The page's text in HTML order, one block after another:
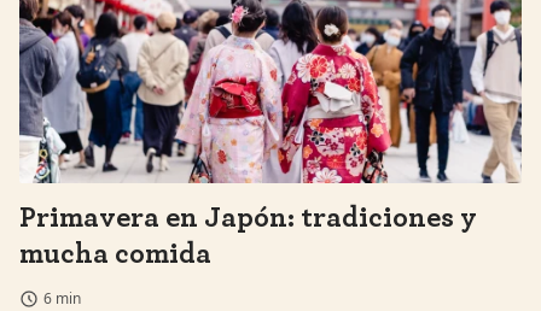
Primavera en Japón: tradiciones y
mucha comida
6 min